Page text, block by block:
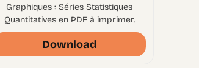
Graphiques : Séries Statistiques
Quantitatives en PDF à imprimer.
Download